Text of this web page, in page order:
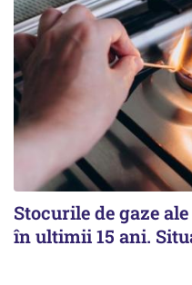
Stocurile de gaze
în ultimii 15 ani.